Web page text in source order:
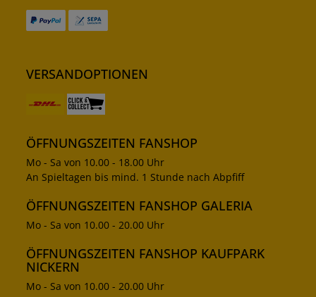
VERSANDOPTIONEN
ÖFFNUNGSZEITEN FANSHOP
Mo - Sa von 10.00 - 18.00 Uhr
An Spieltagen bis mind. 1 Stunde nach Abpfiff
ÖFFNUNGSZEITEN FANSHOP GALERIA
Mo - Sa von 10.00 - 20.00 Uhr
ÖFFNUNGSZEITEN FANSHOP KAUFPARK
NICKERN
Mo - Sa von 10.00 - 20.00 Uhr